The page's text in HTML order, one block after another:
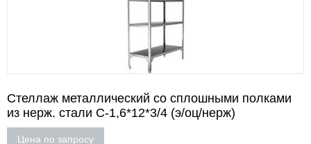
Стеллаж металлический со сплошными полками
из нерж. стали С-1,6*12*3/4 (э/оц/нерж)
Цена по запросу